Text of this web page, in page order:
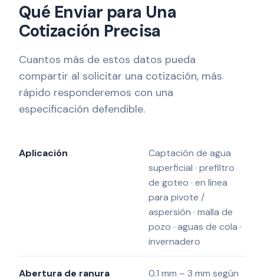
Qué Enviar para Una
Cotización Precisa
Cuantos más de estos datos pueda
compartir al solicitar una cotización, más
rápido responderemos con una
especificación defendible.
Aplicación
Captación de agua
superficial · prefiltro
de goteo · en línea
para pivote /
aspersión · malla de
pozo · aguas de cola ·
invernadero
Abertura de ranura
0.1 mm – 3 mm según